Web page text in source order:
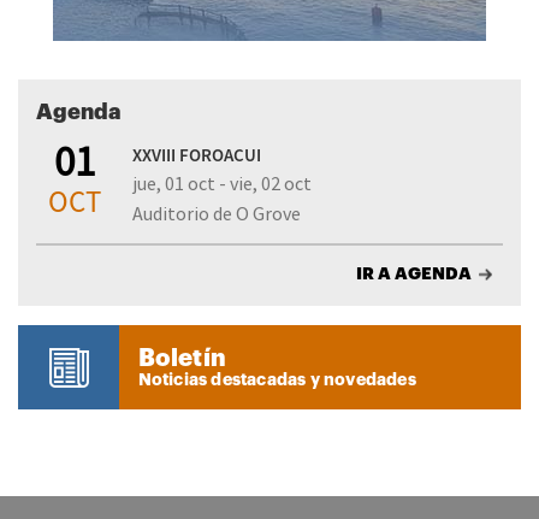
Agenda
01
OCT
XXVIII FOROACUI
jue, 01 oct - vie, 02 oct
Auditorio de O Grove
IR A AGENDA
Boletín
Noticias destacadas y novedades